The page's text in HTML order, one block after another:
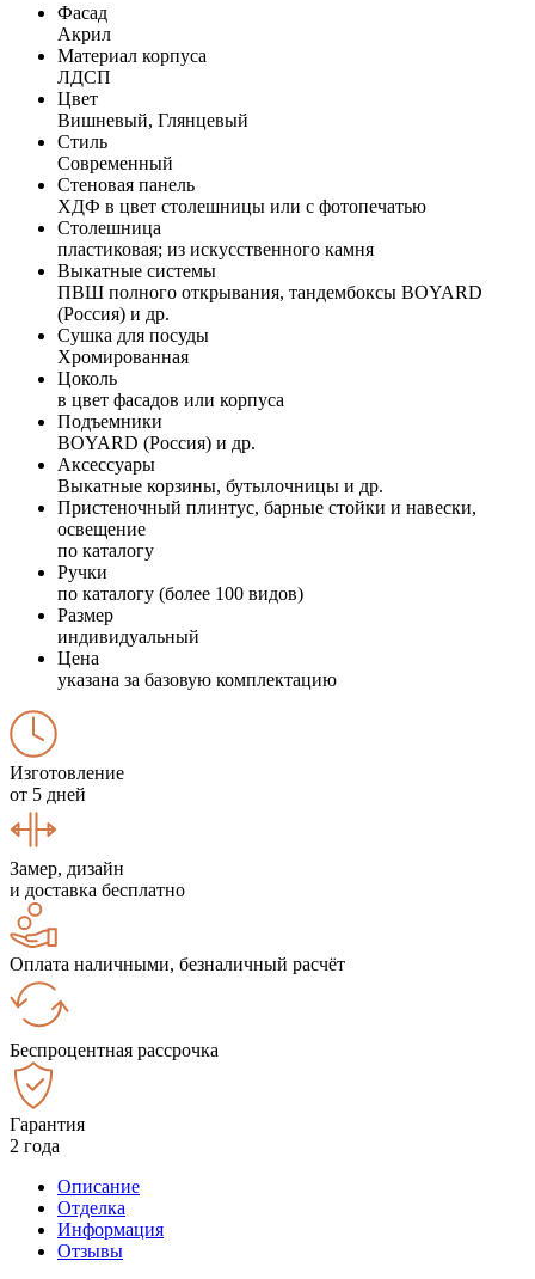
Фасад
Акрил
Материал корпуса
ЛДСП
Цвет
Вишневый, Глянцевый
Стиль
Современный
Стеновая панель
ХДФ в цвет столешницы или с фотопечатью
Столешница
пластиковая; из искусственного камня
Выкатные системы
ПВШ полного открывания, тандембоксы BOYARD
(Россия) и др.
Сушка для посуды
Хромированная
Цоколь
в цвет фасадов или корпуса
Подъемники
BOYARD (Россия) и др.
Аксессуары
Выкатные корзины, бутылочницы и др.
Пристеночный плинтус, барные стойки и навески,
освещение
по каталогу
Ручки
по каталогу (более 100 видов)
Размер
индивидуальный
Цена
указана за базовую комплектацию
Изготовление
от 5 дней
Замер, дизайн
и доставка бесплатно
Оплата наличными, безналичный расчёт
Беспроцентная рассрочка
Гарантия
2 года
Описание
Отделка
Информация
Отзывы